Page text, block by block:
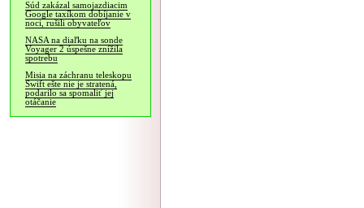
Súd zakázal samojazdiacim
Google taxíkom dobíjanie v
noci, rušili obyvateľov
NASA na diaľku na sonde
Voyager 2 úspešne znížila
spotrebu
Misia na záchranu teleskopu
Swift ešte nie je stratená,
podarilo sa spomaliť jej
otáčanie